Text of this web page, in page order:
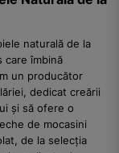
naturală de la
care îmbină
un producător
dedicat creării
și să ofere o
de mocasini
de la selecția